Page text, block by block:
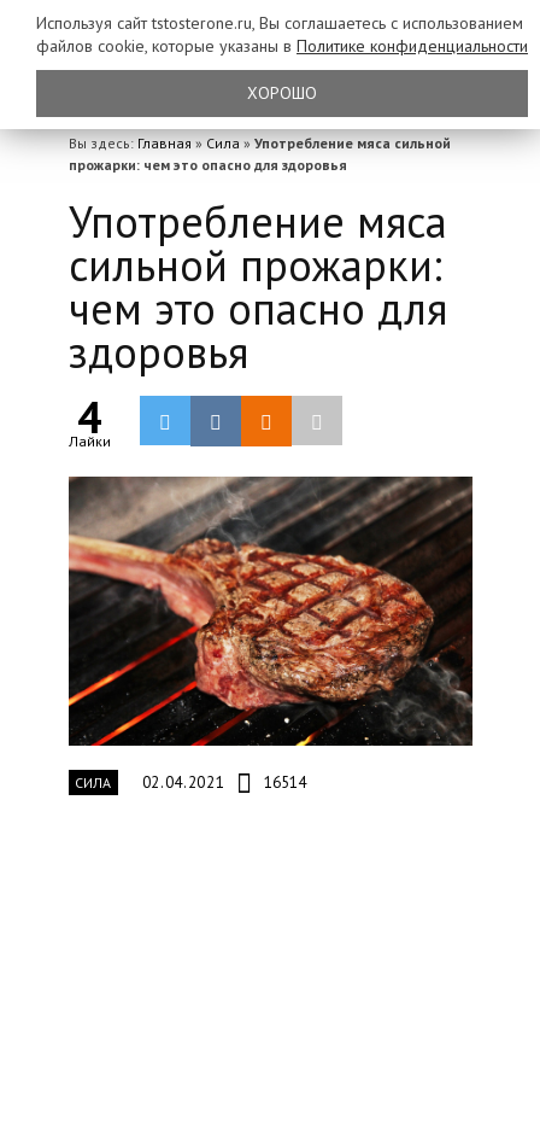
Вы здесь: Главная » Сила » Употребление мяса сильной
прожарки: чем это опасно для здоровья
Употребление мяса
сильной прожарки:
чем это опасно для
здоровья
4
Лайки
СИЛА 02.04.2021 16514
Используя сайт tstosterone.ru, Вы соглашаетесь с использованием
файлов cookie, которые указаны в Политике конфиденциальности
ХОРОШО